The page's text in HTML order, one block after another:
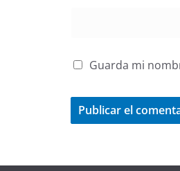
Guarda mi